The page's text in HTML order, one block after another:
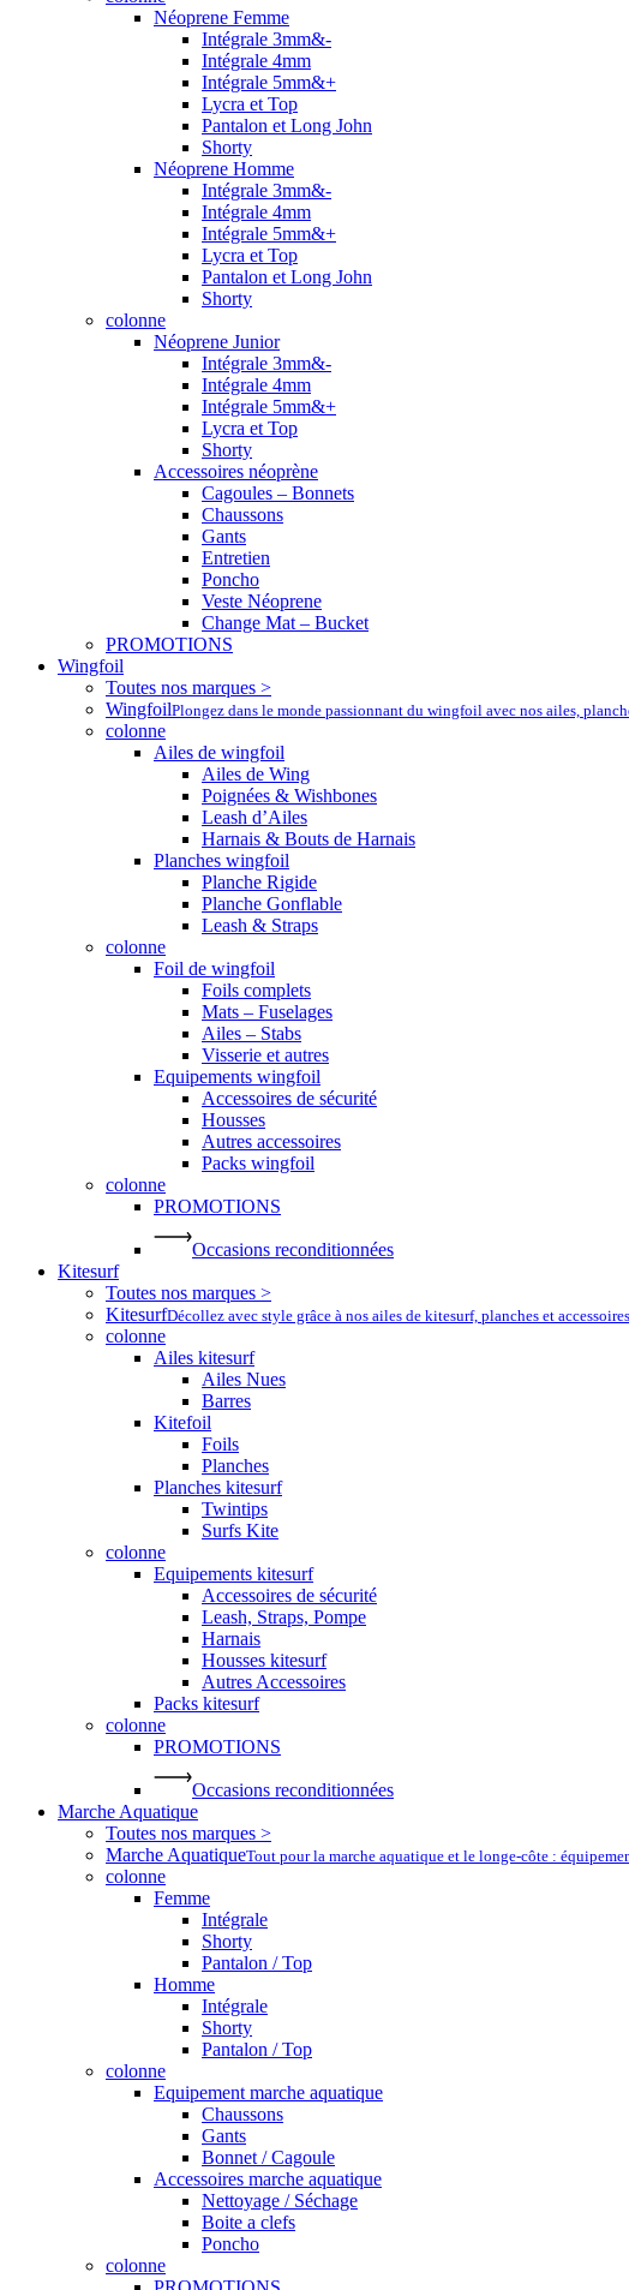
Néoprene Femme
Intégrale 3mm&-
Intégrale 4mm
Intégrale 5mm&+
Lycra et Top
Pantalon et Long John
Shorty
Néoprene Homme
Intégrale 3mm&-
Intégrale 4mm
Intégrale 5mm&+
Lycra et Top
Pantalon et Long John
Shorty
colonne
Néoprene Junior
Intégrale 3mm&-
Intégrale 4mm
Intégrale 5mm&+
Lycra et Top
Shorty
Accessoires néoprène
Cagoules – Bonnets
Chaussons
Gants
Entretien
Poncho
Veste Néoprene
Change Mat – Bucket
PROMOTIONS
Wingfoil
Toutes nos marques >
WingfoilPlongez dans le monde passionnant du wingfoil avec nos ailes,
colonne
Ailes de wingfoil
Ailes de Wing
Poignées & Wishbones
Leash d’Ailes
Harnais & Bouts de Harnais
Planches wingfoil
Planche Rigide
Planche Gonflable
Leash & Straps
colonne
Foil de wingfoil
Foils complets
Mats – Fuselages
Ailes – Stabs
Visserie et autres
Equipements wingfoil
Accessoires de sécurité
Housses
Autres accessoires
Packs wingfoil
colonne
PROMOTIONS
Occasions reconditionnées
Kitesurf
Toutes nos marques >
KitesurfDécollez avec style grâce à nos ailes de kitesurf, planches et
colonne
Ailes kitesurf
Ailes Nues
Barres
Kitefoil
Foils
Planches
Planches kitesurf
Twintips
Surfs Kite
colonne
Equipements kitesurf
Accessoires de sécurité
Leash, Straps, Pompe
Harnais
Housses kitesurf
Autres Accessoires
Packs kitesurf
colonne
PROMOTIONS
Occasions reconditionnées
Marche Aquatique
Toutes nos marques >
Marche AquatiqueTout pour la marche aquatique et le longe-côte :
colonne
Femme
Intégrale
Shorty
Pantalon / Top
Homme
Intégrale
Shorty
Pantalon / Top
colonne
Equipement marche aquatique
Chaussons
Gants
Bonnet / Cagoule
Accessoires marche aquatique
Nettoyage / Séchage
Boite a clefs
Poncho
colonne